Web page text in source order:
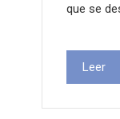
que se
Leer